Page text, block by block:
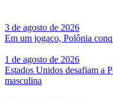
3 de agosto de 2026
Em um jogaço, Polônia
1 de agosto de 2026
Estados Unidos desafiam a
masculina